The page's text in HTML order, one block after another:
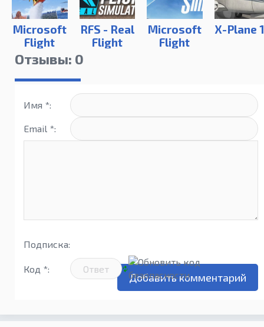
Microsoft
Flight
Simulator
2024
RFS - Real
Flight
Simulator
Microsoft
Flight
X-Plane
Отзывы: 0
Имя *:
Email *:
Подписка:
Код *: